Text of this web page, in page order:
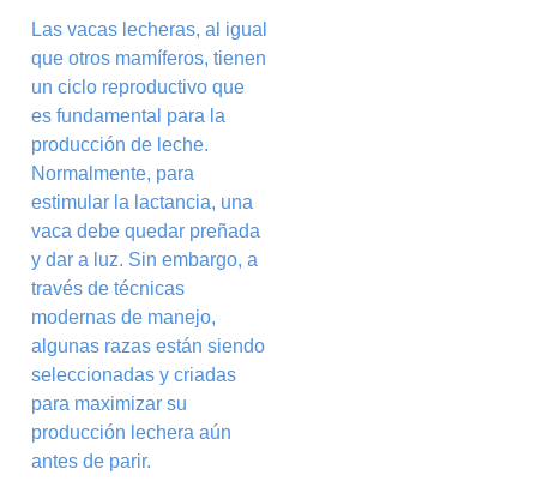
Las vacas lecheras, al igual
que otros mamíferos, tienen
un ciclo reproductivo que
es fundamental para la
producción de leche.
Normalmente, para
estimular la lactancia, una
vaca debe quedar preñada
y dar a luz. Sin embargo, a
través de técnicas
modernas de manejo,
algunas razas están siendo
seleccionadas y criadas
para maximizar su
producción lechera aún
antes de parir.